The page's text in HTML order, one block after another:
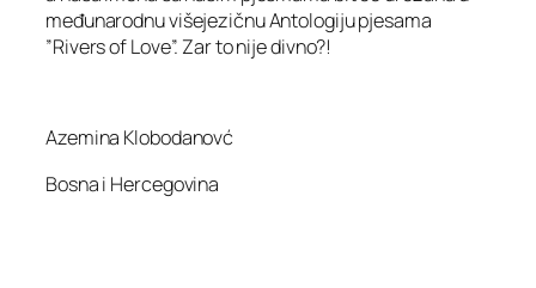
međunarodnu višejezičnu Antologiju pjesama
”Rivers of Love”. Zar to nije divno?!
Azemina Klobodanovć
Bosna i Hercegovina